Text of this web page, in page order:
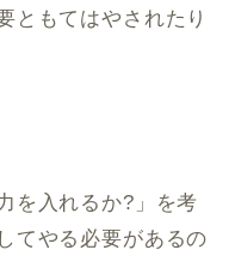
ともてはやされたり
を入れるか?」を考
てやる必要があるの